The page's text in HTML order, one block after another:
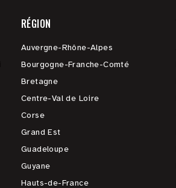
RÉGION
Auvergne-Rhône-Alpes
Bourgogne-Franche-Comté
Bretagne
Centre-Val de Loire
Corse
Grand Est
Guadeloupe
Guyane
Hauts-de-France